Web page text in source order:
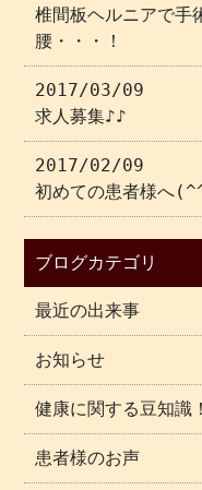
椎間板ヘルニアで手
腰・・・！
2017/03/09
求人募集♪♪
2017/02/09
初めての患者様へ
ブログカテゴリ
最近の出来事
お知らせ
健康に関する豆知識！
患者様のお声